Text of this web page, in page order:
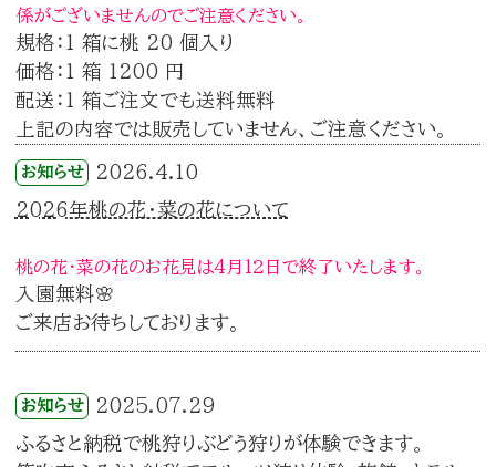
係がございませんのでご注意ください。
規格：1 箱に桃 20 個入り
価格：1 箱 1200 円
配送：1 箱ご注文でも送料無料
上記の内容では販売していません、ご注意ください。
お知らせ 2026.4.10
2026年桃の花・菜の花について
桃の花・菜の花のお花見は4月12日で終了いたします。
入園無料🌸
ご来店お待ちしております。
お知らせ 2025.07.29
ふるさと納税で桃狩りぶどう狩りが体験できます。